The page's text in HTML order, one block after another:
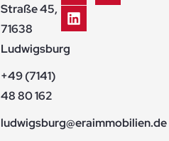
Straße 45,
71638
Ludwigsburg
+49 (7141)
48 80 162
ludwigsburg@eraimmobilien.de